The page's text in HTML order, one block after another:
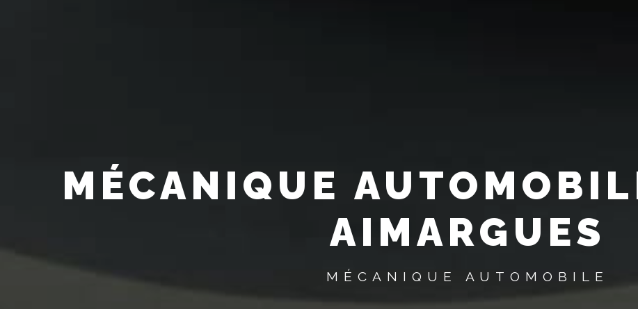
MÉCANIQUE
AIMARGUES
MÉCANIQUE AUTOMOBILE